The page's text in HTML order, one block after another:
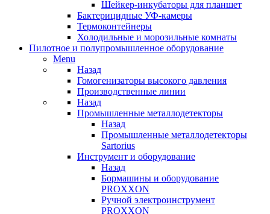
Шейкер-инкубаторы для планшет
Бактерицидные УФ-камеры
Термоконтейнеры
Холодильные и морозильные комнаты
Пилотное и полупромышленное оборудование
Menu
Назад
Гомогенизаторы высокого давления
Производственные линии
Назад
Промышленные металлодетекторы
Назад
Промышленные металлодетекторы
Sartorius
Инструмент и оборудование
Назад
Бормашины и оборудование
PROXXON
Ручной электроинструмент
PROXXON